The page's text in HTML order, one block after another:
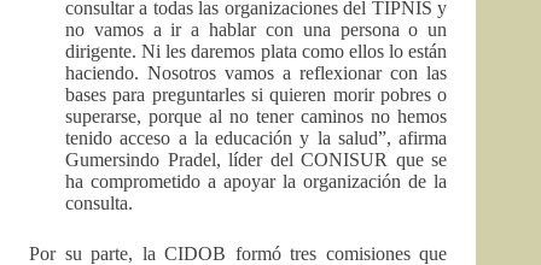
consultar a todas las organizaciones del TIPNIS y
no vamos a ir a hablar con una persona o un
dirigente. Ni les daremos plata como ellos lo están
haciendo. Nosotros vamos a reflexionar con las
bases para preguntarles si quieren morir pobres o
superarse, porque al no tener caminos no hemos
tenido acceso a la educación y la salud”, afirma
Gumersindo Pradel, líder del CONISUR que se
ha comprometido a apoyar la organización de la
consulta.
Por su parte, la CIDOB formó tres comisiones que